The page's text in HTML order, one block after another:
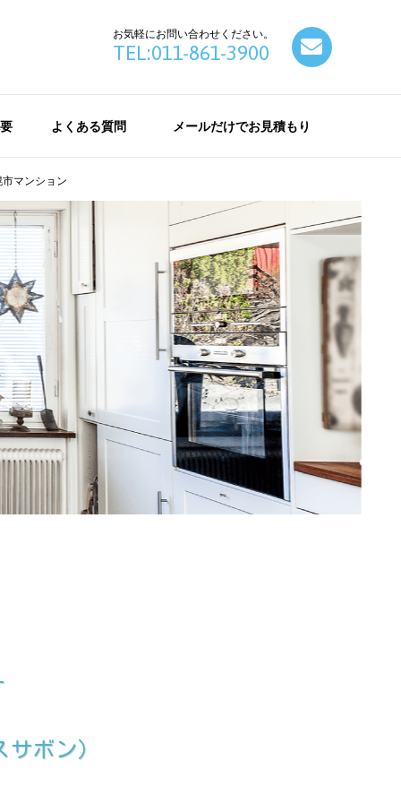
お気軽にお問い合わせください。
TEL:011-861-3900
よくある質問 メールだけでお見積もり
マンション
ボン）